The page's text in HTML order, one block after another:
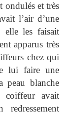
ondulés et très
l’air d’une
elle les faisait
apparus très
chez qui
lui faire une
peau blanche
coiffeur avait